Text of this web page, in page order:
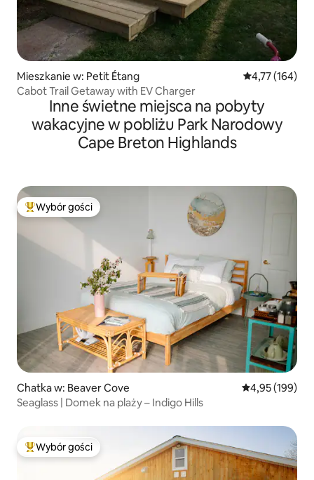
Mieszkanie w: Petit Étang Średnia
4,77 (164)
Cabot Trail Getaway with EV Charger
Inne świetne miejsca na pobyty
wakacyjne w pobliżu Park Narodowy
Cape Breton Highlands
Najpopularniejsze z kategorii Wybór gości
Wybór gości
Chatka w: Beaver Cove Średnia
4,95 (199)
Seaglass | Domek na plaży – Indigo Hills
Najpopularniejsze z kategorii Wybór gości
Wybór gości